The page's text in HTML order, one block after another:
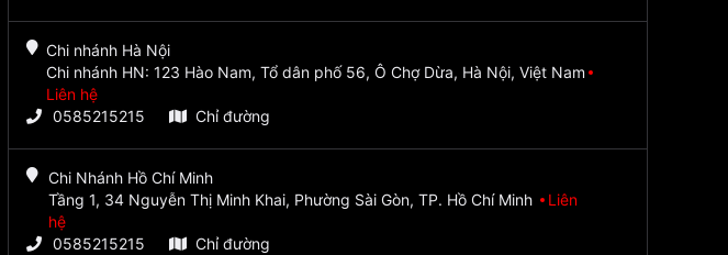
Chi nhánh Hà Nội
Chi nhánh HN: 123 Hào Nam, Tổ dân phố 56, Ô Chợ Dừa, Hà Nội, Việt Nam
Liên hệ
0585215215
Chỉ đường
Chi Nhánh Hồ Chí Minh
Tầng 1, 34 Nguyễn Thị Minh Khai, Phường Sài Gòn, TP. Hồ Chí Minh
Liên
hệ
0585215215
Chỉ đường